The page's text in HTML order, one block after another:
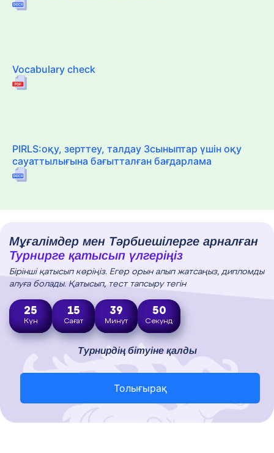
Vocabulary check
PIRLS:оқу, зерттеу, талдау 3сыныптар үшін оқу
сауаттылығына бағытталған бағдарлама
Мұғалімдер мен Тәрбиешілерге арналған
Турнирге қатысып үлгеріңіз
Бірінші қатысып көріңіз. Егер орын алып жатсаңыз, дипломды
алуға болады. Қатысып, тест тапсыру тегін
25
Күн
15
Сағат
39
Минут
49
Секунд
Турнирдің бітуіне қалды
Толығырақ